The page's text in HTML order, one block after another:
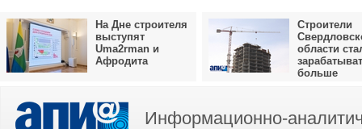
На Дне строителя
выступят
Uma2rman и
Афродита
Строители
области
больше
Информационно-